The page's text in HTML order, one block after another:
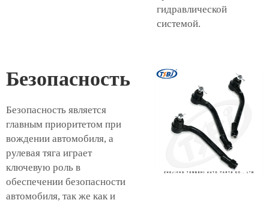
гидравлической
системой.
Безопасность
Безопасность является
главным приоритетом при
вождении автомобиля, а
рулевая тяга играет
ключевую роль в
обеспечении безопасности
автомобиля, так же как и